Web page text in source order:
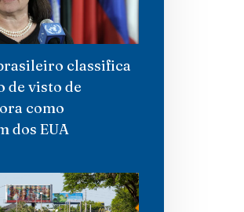
classifica
de visto de
como
dos EUA